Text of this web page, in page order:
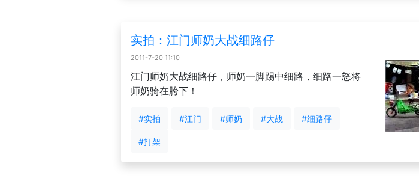
实拍：江门师奶大战细路仔
2011-7-20 11:10
江门师奶大战细路仔，师奶一脚踢中细路，细路一怒将
师奶骑在胯下！
#实拍 #江门 #师奶 #大战 #细路仔
#打架